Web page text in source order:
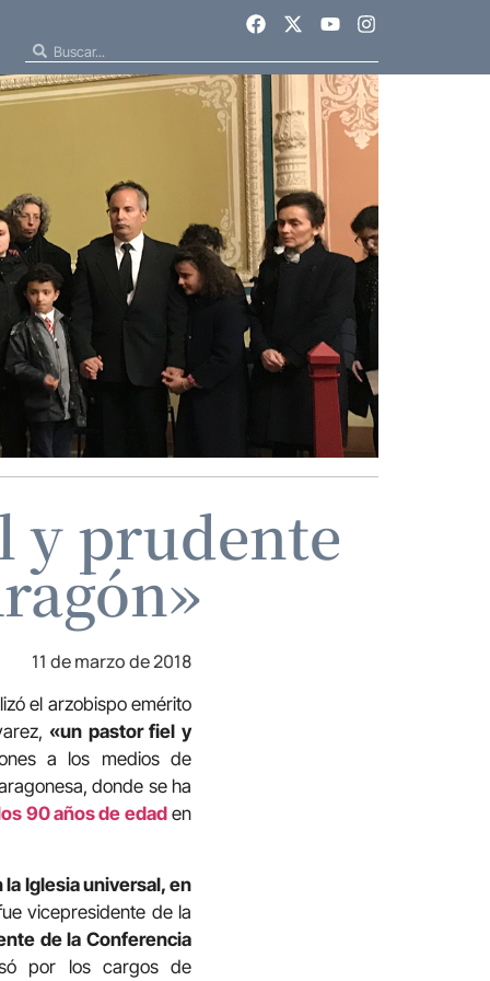
y prudente
11 de marzo de 2018
el arzobispo emérito
«un pastor fiel y
a los medios de
donde se ha
90 años de edad en
Iglesia universal, en
vicepresidente de la
de la Conferencia
por los cargos de